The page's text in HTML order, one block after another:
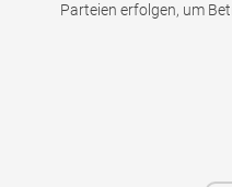
Parteien erfolgen, um